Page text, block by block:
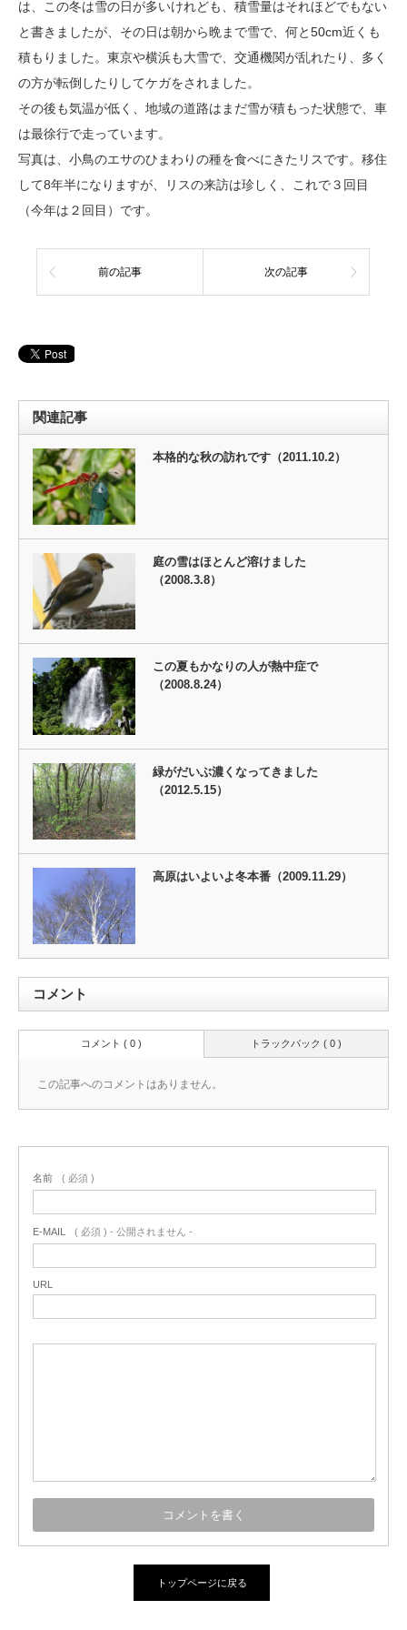
は、この冬は雪の日が多いけれども、積雪量はそれほどでもない
と書きましたが、その日は朝から晩まで雪で、何と50cm近くも
積もりました。東京や横浜も大雪で、交通機関が乱れたり、多く
の方が転倒したりしてケガをされました。
その後も気温が低く、地域の道路はまだ雪が積もった状態で、車
は最徐行で走っています。
写真は、小鳥のエサのひまわりの種を食べにきたリスです。移住
して8年半になりますが、リスの来訪は珍しく、これで３回目
（今年は２回目）です。
前の記事 次の記事
関連記事
本格的な秋の訪れです（2011.10.2）
庭の雪はほとんど溶けました
（2008.3.8）
この夏もかなりの人が熱中症で
（2008.8.24）
緑がだいぶ濃くなってきました
（2012.5.15）
高原はいよいよ冬本番（2009.11.29）
コメント
トラックバック ( 0 )
コメント ( 0 )
この記事へのコメントはありません。
名前 ( 必須 )
E-MAIL ( 必須 ) - 公開されません -
URL
トップページに戻る